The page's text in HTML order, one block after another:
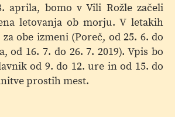
aprila, bomo v Vili Rožle začeli
letovanja ob morju. V letakih
obe izmeni (Poreč, od 25. 6. do
od 16. 7. do 26. 7. 2019). Vpis bo
od 9. do 12. ure in od 15. do
prostih mest.